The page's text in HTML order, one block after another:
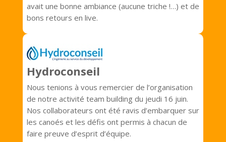
avait une bonne ambiance (aucune triche !…) et de
bons retours en live.
Hydroconseil
Nous tenions à vous remercier de l’organisation
de notre activité team building du jeudi 16 juin.
Nos collaborateurs ont été ravis d’embarquer sur
les canoés et les défis ont permis à chacun de
faire preuve d’esprit d’équipe.